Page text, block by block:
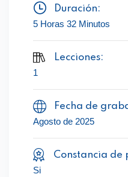
Duración:
5 Horas 32 Minutos
Lecciones:
1
Fecha de
Agosto de 2025
Constancia de
Si